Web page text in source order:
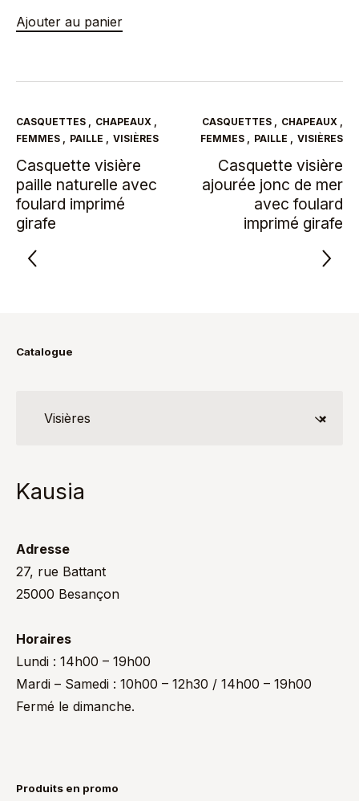
Ajouter au panier
CASQUETTES , CHAPEAUX ,
FEMMES , PAILLE , VISIÈRES
Casquette visière
paille naturelle avec
foulard imprimé
girafe
CASQUETTES , CHAPEAUX ,
FEMMES , PAILLE , VISIÈRES
Casquette visière
ajourée jonc de mer
avec foulard
imprimé girafe
Catalogue
×
Visières
Kausia
Adresse
27, rue Battant
25000 Besançon
Horaires
Lundi : 14h00 – 19h00
Mardi – Samedi : 10h00 – 12h30 / 14h00 – 19h00
Fermé le dimanche.
Produits en promo